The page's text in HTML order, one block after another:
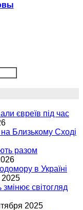
євреїв під час
на Близькому Сході
разом
в Україні
2025
змінює світогляд
2025